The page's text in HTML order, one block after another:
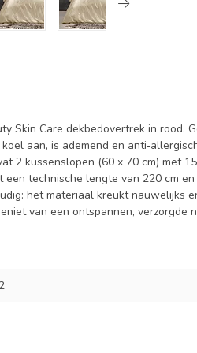
Skin Care dekbedovertrek in rood.
aan, is ademend en
2 kussenslopen (60 x 70 cm) met
technische lengte van 220 cm
het materiaal kreukt nauwelijks
van een ontspannen, verzorgde